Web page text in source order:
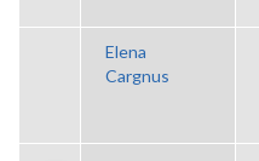
Elena
Cargnus